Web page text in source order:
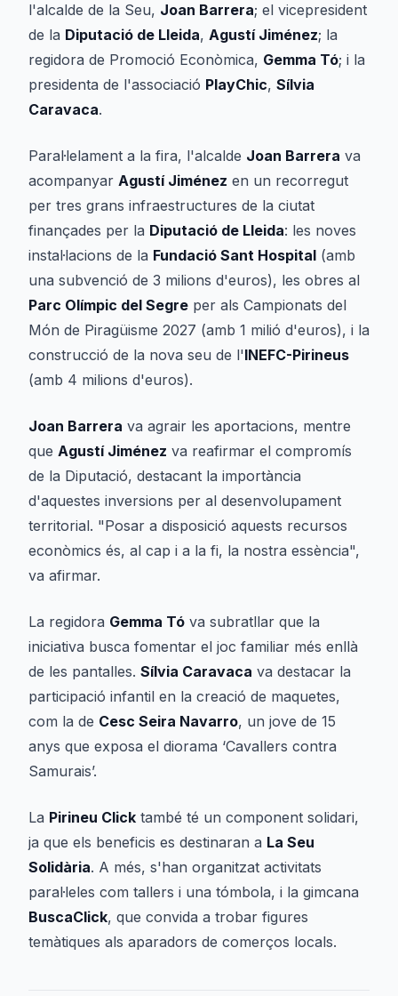
l'alcalde de la Seu, Joan Barrera; el vicepresident
de la Diputació de Lleida, Agustí Jiménez; la
regidora de Promoció Econòmica, Gemma Tó; i la
presidenta de l'associació PlayChic, Sílvia
Caravaca.
Paral·lelament a la fira, l'alcalde Joan Barrera va
acompanyar Agustí Jiménez en un recorregut
per tres grans infraestructures de la ciutat
finançades per la Diputació de Lleida: les noves
instal·lacions de la Fundació Sant Hospital (amb
una subvenció de 3 milions d'euros), les obres al
Parc Olímpic del Segre per als Campionats del
Món de Piragüisme 2027 (amb 1 milió d'euros), i la
construcció de la nova seu de l'INEFC-Pirineus
(amb 4 milions d'euros).
Joan Barrera va agrair les aportacions, mentre
que Agustí Jiménez va reafirmar el compromís
de la Diputació, destacant la importància
d'aquestes inversions per al desenvolupament
territorial. "Posar a disposició aquests recursos
econòmics és, al cap i a la fi, la nostra essència",
va afirmar.
La regidora Gemma Tó va subratllar que la
iniciativa busca fomentar el joc familiar més enllà
de les pantalles. Sílvia Caravaca va destacar la
participació infantil en la creació de maquetes,
com la de Cesc Seira Navarro, un jove de 15
anys que exposa el diorama ‘Cavallers contra
Samurais’.
La Pirineu Click també té un component solidari,
ja que els beneficis es destinaran a La Seu
Solidària. A més, s'han organitzat activitats
paral·leles com tallers i una tómbola, i la gimcana
BuscaClick, que convida a trobar figures
temàtiques als aparadors de comerços locals.